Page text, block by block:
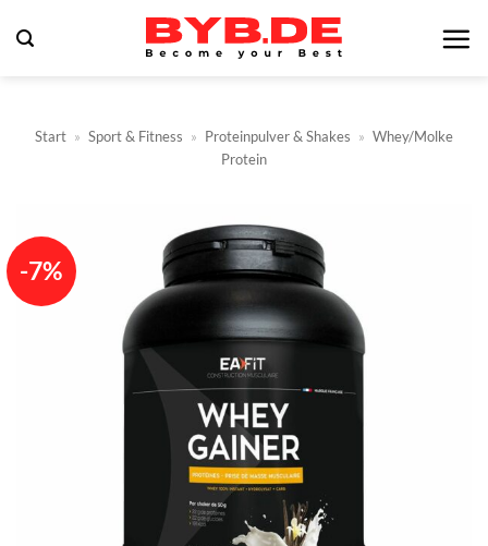
Inhalt
Start » Sport & Fitness » Proteinpulver & Shakes » Whey/Molke
Protein
-7%